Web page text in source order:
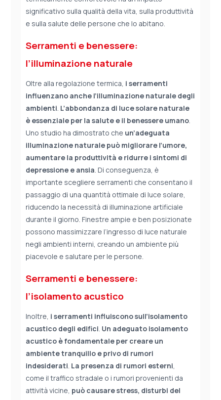
significativo sulla qualità della vita, sulla produttività
e sulla salute delle persone che lo abitano.
Serramenti e benessere:
l’illuminazione naturale
Oltre alla regolazione termica, i serramenti
influenzano anche l’illuminazione naturale degli
ambienti. L’abbondanza di luce solare naturale
è essenziale per la salute e il benessere umano.
Uno studio ha dimostrato che un’adeguata
illuminazione naturale può migliorare l’umore,
aumentare la produttività e ridurre i sintomi di
depressione e ansia. Di conseguenza, è
importante scegliere serramenti che consentano il
passaggio di una quantità ottimale di luce solare,
riducendo la necessità di illuminazione artificiale
durante il giorno. Finestre ampie e ben posizionate
possono massimizzare l’ingresso di luce naturale
negli ambienti interni, creando un ambiente più
piacevole e salutare per le persone.
Serramenti e benessere:
l’isolamento acustico
Inoltre, i serramenti influiscono sull’isolamento
acustico degli edifici. Un adeguato isolamento
acustico è fondamentale per creare un
ambiente tranquillo e privo di rumori
indesiderati. La presenza di rumori esterni,
come il traffico stradale o i rumori provenienti da
attività vicine, può causare stress, disturbi del